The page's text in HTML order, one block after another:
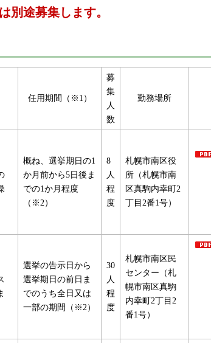
別途募集します。
任用期間（※1）
募
集
人
数
勤務場所
概ね、選挙期日の1
か月前から5日後ま
での1か月程度
（※2）
8
人
程
度
札幌市南区役
所（札幌市南
区真駒内幸町2
丁目2番1号）
選挙の告示日から
選挙期日の前日ま
でのうち全日又は
一部の期間（※2）
30
人
程
度
札幌市南区民
センター（札
幌市南区真駒
内幸町2丁目2
番1号）